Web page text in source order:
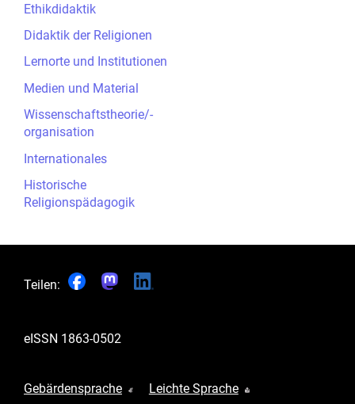
Ethikdidaktik
Didaktik der Religionen
Lernorte und Institutionen
Medien und Material
Wissenschaftstheorie/-
organisation
Internationales
Historische
Religionspädagogik
Teilen:
eISSN 1863-0502
Gebärdensprache Leichte Sprache